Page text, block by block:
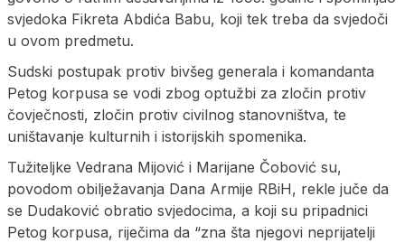
svjedoka Fikreta Abdića Babu, koji tek treba da svjedoči
u ovom predmetu.
Sudski postupak protiv bivšeg generala i komandanta
Petog korpusa se vodi zbog optužbi za zločin protiv
čovječnosti, zločin protiv civilnog stanovništva, te
uništavanje kulturnih i istorijskih spomenika.
Tužiteljke Vedrana Mijović i Marijane Čobović su,
povodom obilježavanja Dana Armije RBiH, rekle juče da
se Dudaković obratio svjedocima, a koji su pripadnici
Petog korpusa, riječima da “zna šta njegovi neprijatelji